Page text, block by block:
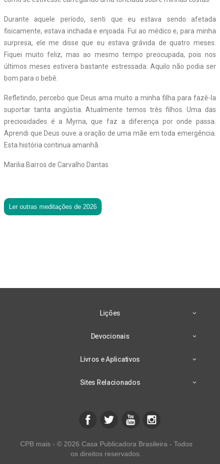
Durante aquele período, senti que eu estava sendo afetada
fisicamente, estava inchada e enjoada. Fui ao médico e, para minha
surpresa, ele me disse que eu estava grávida de quatro meses.
Fiquei muito feliz, mas ao mesmo tempo preocupada, pois nos
últimos meses estivera bastante estressada. Aquilo não podia ser
bom para o bebê.
Refletindo, percebo que Deus ama muito a minha filha para fazê-la
suportar tanta angústia. Atualmente temos três filhos. Uma das
preciosidades é a Myrna, que faz a diferença por onde passa.
Aprendi que Deus ouve a oração de uma mãe em toda emergência.
Esta história continua amanhã.
Marilia Barros de Carvalho Dantas
Ler outras meditações de 2026
Lições
Devocionais
Livros e Aplicativos
Sites Relacionados
CPB mais - © 2026 Casa Publicadora Brasileira - Todos
os direitos reservados.